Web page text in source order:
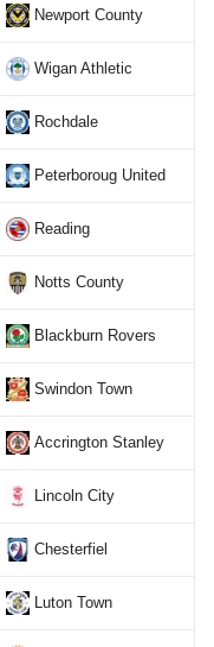
Newport County
Wigan Athletic
Rochdale
Peterboroug United
Reading
Notts County
Blackburn Rovers
Swindon Town
Accrington Stanley
Lincoln City
Chesterfiel
Luton Town